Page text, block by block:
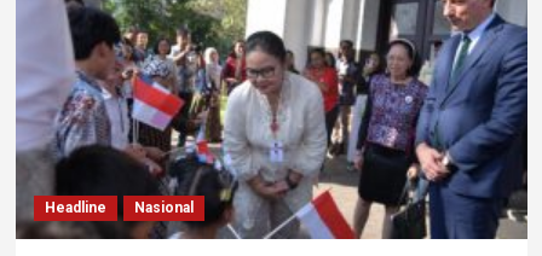
Headline Nasional